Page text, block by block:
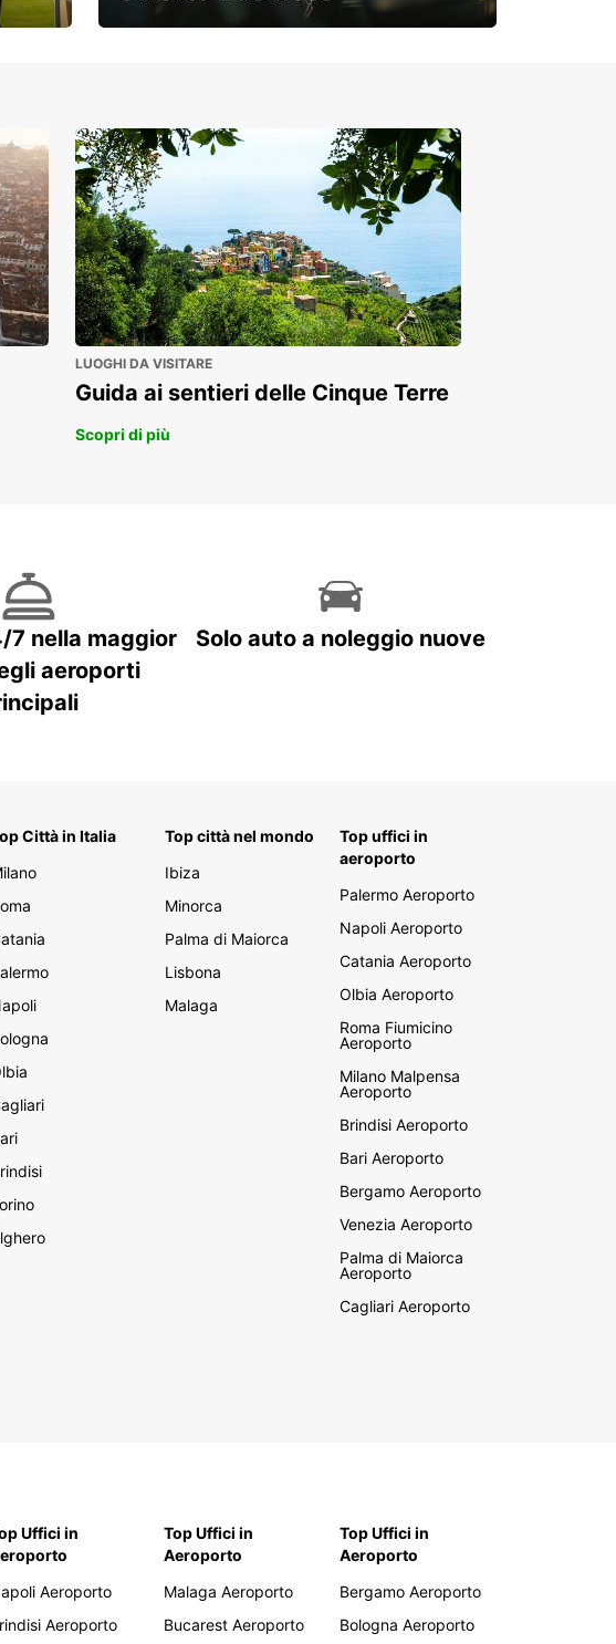
LUOGHI DA VISITARE
Guida ai sentieri delle Cinque Terre
Scopri di più
7 nella maggior
aeroporti
Solo auto a noleggio nuove
Città in Italia
Top città nel mondo
Ibiza
Minorca
Palma di Maiorca
Lisbona
Malaga
Top uffici in
aeroporto
Palermo Aeroporto
Napoli Aeroporto
Catania Aeroporto
Olbia Aeroporto
Roma Fiumicino
Aeroporto
Milano Malpensa
Aeroporto
Brindisi Aeroporto
Bari Aeroporto
Bergamo Aeroporto
Venezia Aeroporto
Palma di Maiorca
Aeroporto
Cagliari Aeroporto
Uffici in
Aeroporto
Aeroporto
Top Uffici in
Aeroporto
Malaga Aeroporto
Bucarest Aeroporto
Top Uffici in
Aeroporto
Bergamo Aeroporto
Bologna Aeroporto